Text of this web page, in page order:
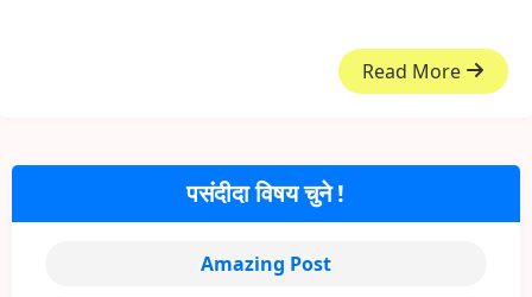
Read More
पसंदीदा विषय चुने !
Amazing Post